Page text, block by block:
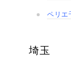
ペリエ
埼玉